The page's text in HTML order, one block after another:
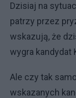
Dzisiaj na
patrzy przez
wskazują, że
wygra kandydat
Ale czy tak
wskazanych